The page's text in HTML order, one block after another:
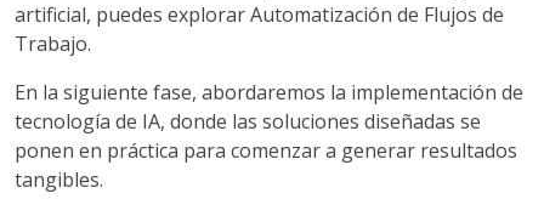
artificial, puedes explorar Automatización de Flujos de
Trabajo.
En la siguiente fase, abordaremos la implementación de
tecnología de IA, donde las soluciones diseñadas se
ponen en práctica para comenzar a generar resultados
tangibles.